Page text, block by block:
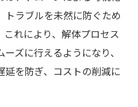
トラブルを未然に防ぐため
れにより、解体プロセス
ズに行えるようになり、
延を防ぎ、コストの削減に